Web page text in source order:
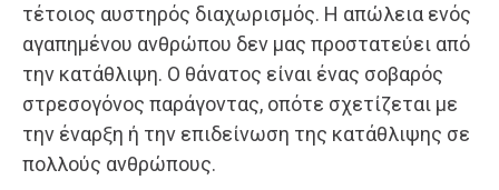
τέτοιος αυστηρός διαχωρισμός. Η απώλεια ενός
αγαπημένου ανθρώπου δεν μας προστατεύει από
την κατάθλιψη. Ο θάνατος είναι ένας σοβαρός
στρεσογόνος παράγοντας, οπότε σχετίζεται με
την έναρξη ή την επιδείνωση της κατάθλιψης σε
πολλούς ανθρώπους.